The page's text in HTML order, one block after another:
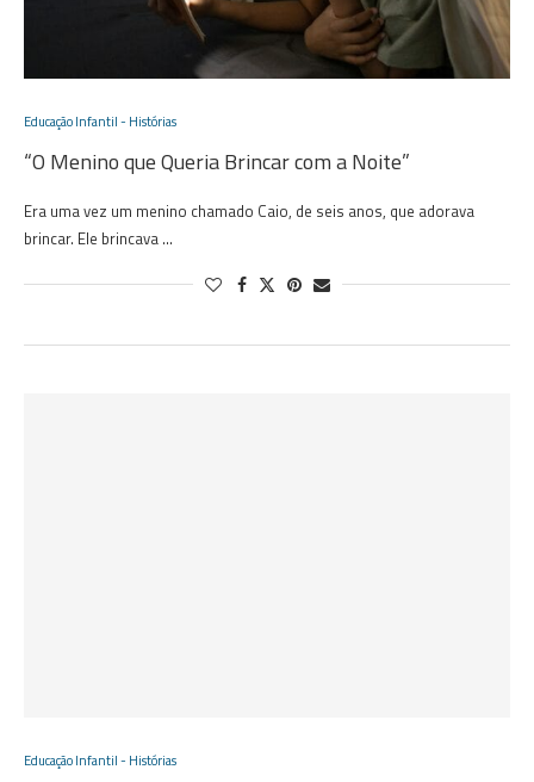
Educação Infantil - Histórias
“O Menino que Queria Brincar com a Noite”
Era uma vez um menino chamado Caio, de seis anos, que adorava
brincar. Ele brincava …
Educação Infantil - Histórias